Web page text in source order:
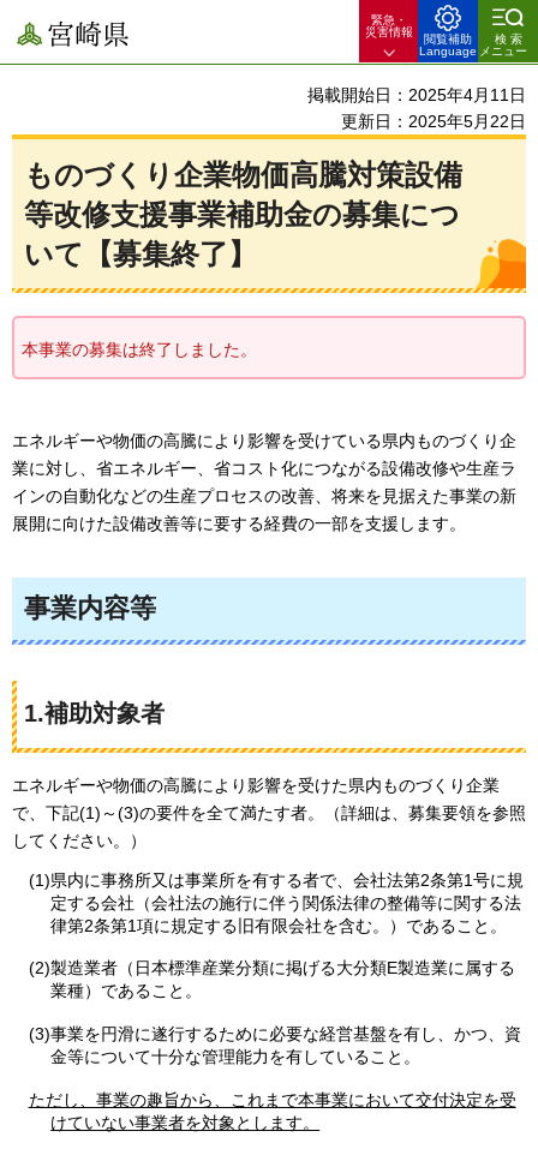
宮崎県
緊急・
災害情報
閲覧補助
Language
検索
メニュー
掲載開始日：2025年4月11日
更新日：2025年5月22日
ものづくり企業物価高騰対策設備
等改修支援事業補助金の募集につ
いて【募集終了】
本事業の募集は終了しました。
エネルギーや物価の高騰により影響を受けている県内ものづくり企
業に対し、省エネルギー、省コスト化につながる設備改修や生産ラ
インの自動化などの生産プロセスの改善、将来を見据えた事業の新
展開に向けた設備改善等に要する経費の一部を支援します。
事業内容等
1.補助対象者
エネルギーや物価の高騰により影響を受けた県内ものづくり企業
で、下記(1)～(3)の要件を全て満たす者。（詳細は、募集要領を参照
してください。）
(1)県内に事務所又は事業所を有する者で、会社法第2条第1号に規
定する会社（会社法の施行に伴う関係法律の整備等に関する法
律第2条第1項に規定する旧有限会社を含む。）であること。
(2)製造業者（日本標準産業分類に掲げる大分類E製造業に属する
業種）であること。
(3)事業を円滑に遂行するために必要な経営基盤を有し、かつ、資
金等について十分な管理能力を有していること。
ただし、事業の趣旨から、これまで本事業において交付決定を受
けていない事業者を対象とします。